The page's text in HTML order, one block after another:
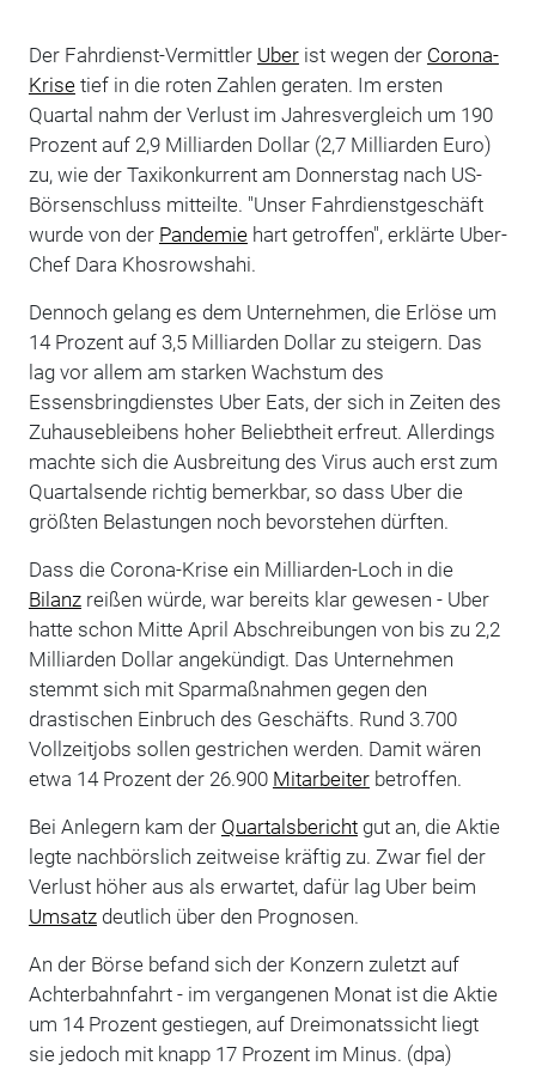
Der Fahrdienst-Vermittler Uberist wegen der Corona-
Krisetief in die roten Zahlen geraten. Im ersten
Quartal nahm der Verlust im Jahresvergleich um 190
Prozent auf 2,9 Milliarden Dollar (2,7 Milliarden Euro)
zu, wie der Taxikonkurrent am Donnerstag nach US-
Börsenschluss mitteilte. "Unser Fahrdienstgeschäft
wurde von der Pandemiehart getroffen", erklärte Uber-
Chef Dara Khosrowshahi.
Dennoch gelang es dem Unternehmen, die Erlöse um
14 Prozent auf 3,5 Milliarden Dollar zu steigern. Das
lag vor allem am starken Wachstum des
Essensbringdienstes Uber Eats, der sich in Zeiten des
Zuhausebleibens hoher Beliebtheit erfreut. Allerdings
machte sich die Ausbreitung des Virus auch erst zum
Quartalsende richtig bemerkbar, so dass Uber die
größten Belastungen noch bevorstehen dürften.
Dass die Corona-Krise ein Milliarden-Loch in die
Bilanzreißen würde, war bereits klar gewesen - Uber
hatte schon Mitte April Abschreibungen von bis zu 2,2
Milliarden Dollar angekündigt. Das Unternehmen
stemmt sich mit Sparmaßnahmen gegen den
drastischen Einbruch des Geschäfts. Rund 3.700
Vollzeitjobs sollen gestrichen werden. Damit wären
etwa 14 Prozent der 26.900 Mitarbeiterbetroffen.
Bei Anlegern kam der Quartalsberichtgut an, die Aktie
legte nachbörslich zeitweise kräftig zu. Zwar fiel der
Verlust höher aus als erwartet, dafür lag Uber beim
Umsatzdeutlich über den Prognosen.
An der Börse befand sich der Konzern zuletzt auf
Achterbahnfahrt - im vergangenen Monat ist die Aktie
um 14 Prozent gestiegen, auf Dreimonatssicht liegt
sie jedoch mit knapp 17 Prozent im Minus. (dpa)